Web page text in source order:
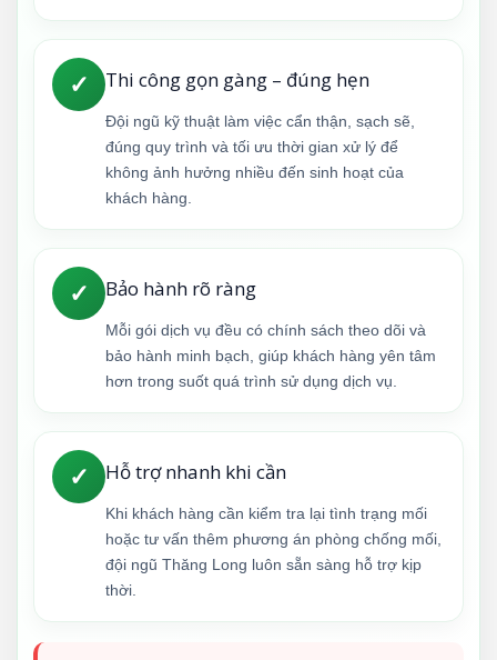
✓ Thi công gọn gàng – đúng hẹn
Đội ngũ kỹ thuật làm việc cẩn thận, sạch sẽ,
đúng quy trình và tối ưu thời gian xử lý để
không ảnh hưởng nhiều đến sinh hoạt của
khách hàng.
✓ Bảo hành rõ ràng
Mỗi gói dịch vụ đều có chính sách theo dõi và
bảo hành minh bạch, giúp khách hàng yên tâm
hơn trong suốt quá trình sử dụng dịch vụ.
✓ Hỗ trợ nhanh khi cần
Khi khách hàng cần kiểm tra lại tình trạng mối
hoặc tư vấn thêm phương án phòng chống mối,
đội ngũ Thăng Long luôn sẵn sàng hỗ trợ kịp
thời.